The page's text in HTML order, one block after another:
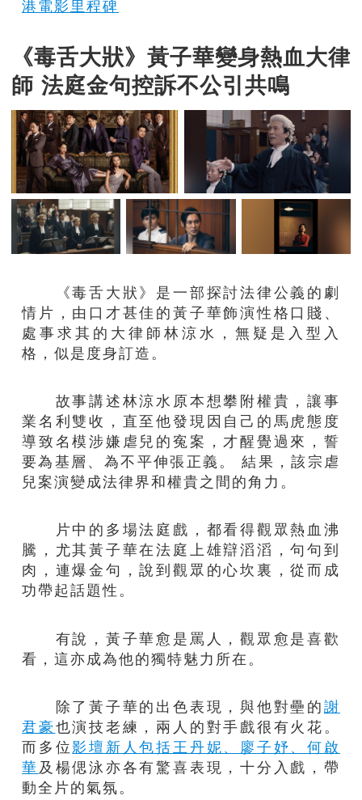
港電影里程碑
《毒舌大狀》黃子華變身熱血大律
師 法庭金句控訴不公引共鳴
《毒舌大狀》是一部探討法律公義的劇
情片，由口才甚佳的黃子華飾演性格口賤、
處事求其的大律師林涼水，無疑是入型入
格，似是度身訂造。
故事講述林涼水原本想攀附權貴，讓事
業名利雙收，直至他發現因自己的馬虎態度
導致名模涉嫌虐兒的寃案，才醒覺過來，誓
要為基層、為不平伸張正義。 結果，該宗虐
兒案演變成法律界和權貴之間的角力。
片中的多場法庭戲，都看得觀眾熱血沸
騰，尤其黃子華在法庭上雄辯滔滔，句句到
肉，連爆金句，說到觀眾的心坎裏，從而成
功帶起話題性。
有說，黃子華愈是罵人，觀眾愈是喜歡
看，這亦成為他的獨特魅力所在。
除了黃子華的出色表現，與他對壘的謝
君豪也演技老練，兩人的對手戲很有火花。
而多位影壇新人包括王丹妮、廖子妤、何啟
華及楊偲泳亦各有驚喜表現，十分入戲，帶
動全片的氣氛。